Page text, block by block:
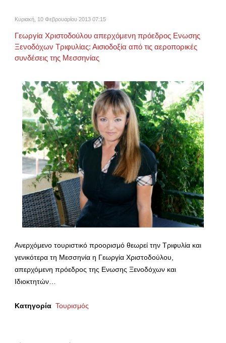
Κυριακή, 10 Φεβρουαρίου 2013 07:15
Γεωργία Χριστοδούλου απερχόμενη πρόεδρος Ενωσης
Ξενοδόχων Τριφυλίας: Αισιοδοξία από τις αεροπορικές
συνδέσεις της Μεσσηνίας
Ανερχόμενο τουριστικό προορισμό θεωρεί την Τριφυλία και
γενικότερα τη Μεσσηνία η Γεωργία Χριστοδούλου,
απερχόμενη πρόεδρος της Ενωσης Ξενοδόχων και
Ιδιοκτητών…
Κατηγορία Τουρισμός